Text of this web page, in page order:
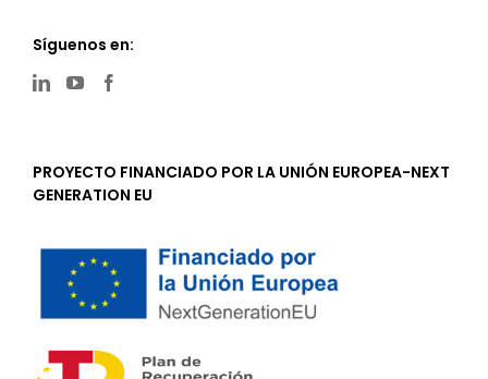
Síguenos en:
PROYECTO FINANCIADO POR LA UNIÓN EUROPEA-NEXT
GENERATION EU